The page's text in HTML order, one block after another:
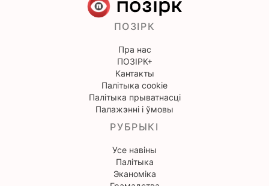
ПОЗІРК
Пра нас
ПОЗІРК+
Кантакты
Палітыка cookie
Палітыка прыватнасці
Палажэнні і ўмовы
РУБРЫКІ
Усе навіны
Палітыка
Эканоміка